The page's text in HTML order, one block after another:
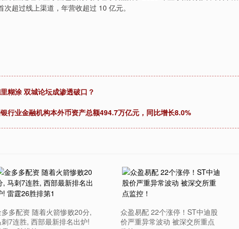
超过线上渠道，年营收超过 10 亿元。
糊涂 双城论坛成渗透破口？
行业金融机构本外币资产总额494.7万亿元，同比增长8.0%
多配资 随着火箭惨败20分,
7连胜, 西部最新排名出炉!
众盈易配 22个涨停！ST中迪股
价严重异常波动 被深交所重点